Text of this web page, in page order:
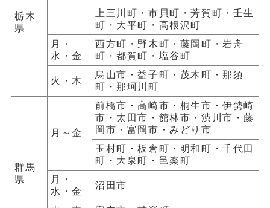
栃木
県
上三川町・市貝町・芳賀町・壬生
町・大平町・高根沢町
月・
水・金
西方町・野木町・藤岡町・岩舟
町・都賀町・塩谷町
火・木
烏山市・益子町・茂木町・那須
町・那珂川町
群馬
県
月～金
前橋市・高崎市・桐生市・伊勢崎
市・太田市・館林市・渋川市・藤
岡市・富岡市・みどり市
玉村町・板倉町・明和町・千代田
町・大泉町・邑楽町
月・
水・金
沼田市